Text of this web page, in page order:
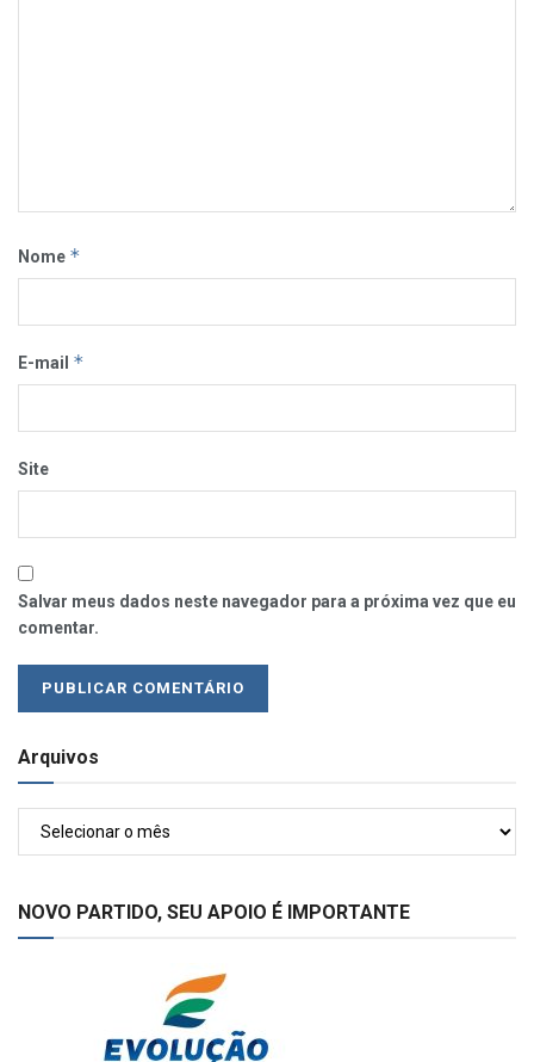
Nome *
E-mail *
Site
Salvar meus dados neste navegador para a próxima vez que eu
comentar.
Arquivos
NOVO PARTIDO, SEU APOIO É IMPORTANTE